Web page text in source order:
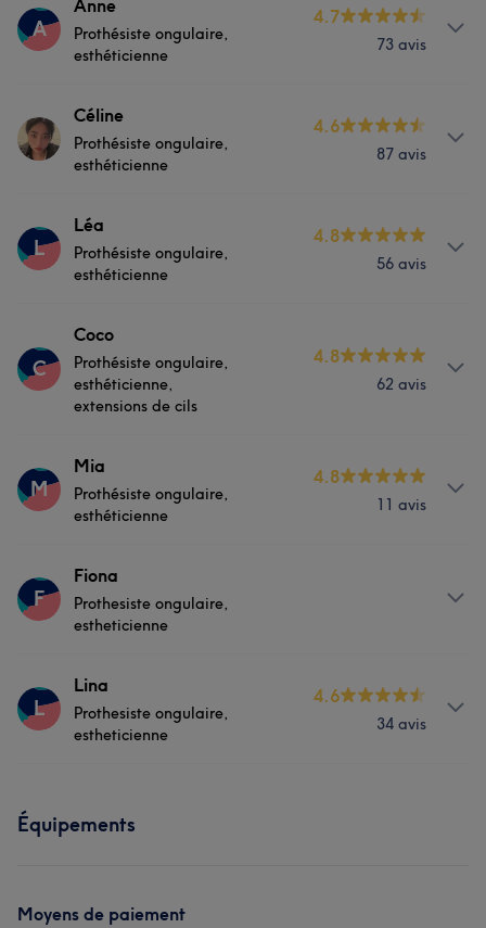
A
Anne
Prothésiste ongulaire,
esthéticienne
4.7
73 avis
Prestations
Visage
Céline
Prothésiste ongulaire,
esthéticienne
4.6
87 avis
Prestations
Visage
Portfolio
L
Léa
Prothésiste ongulaire,
esthéticienne
4.8
56 avis
Prestations
Visage
C
Coco
Prothésiste ongulaire,
esthéticienne,
extensions de cils
4.8
62 avis
Prestations
Visage Manucure et Beauté des pieds
Portfolio
M
Mia
Prothésiste ongulaire,
esthéticienne
4.8
11 avis
Prestations
Visage
Portfolio
F
Fiona
Prothesiste ongulaire,
estheticienne
Prestations
Visage
L
Lina
Prothesiste ongulaire,
estheticienne
4.6
34 avis
Équipements
Moyens de paiement